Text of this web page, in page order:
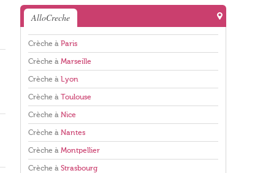
AlloCreche
Crèche à Paris
Crèche à Marseille
Crèche à Lyon
Crèche à Toulouse
Crèche à Nice
Crèche à Nantes
Crèche à Montpellier
Crèche à Strasbourg